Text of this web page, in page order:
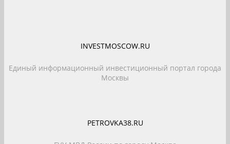
INVESTMOSCOW.RU
Единый информационный инвестиционный портал города
Москвы
PETROVKA38.RU